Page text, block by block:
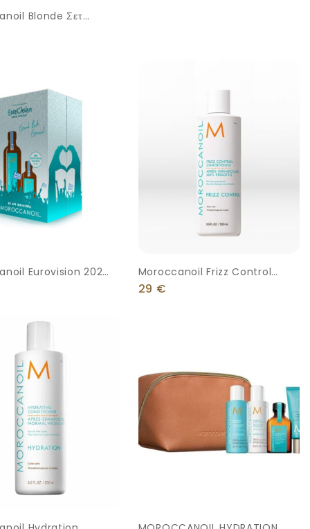
Blonde Σετ
Μαλλιών
Eurovision 2023
Σετ Θεραπείας
Moroccanoil Frizz Control
Conditioner 250ml
29 €